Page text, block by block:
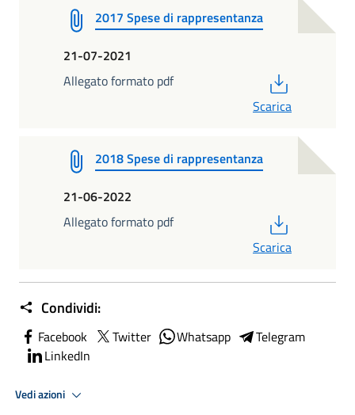
2017 Spese di rappresentanza
21-07-2021
Allegato formato pdf
Scarica
2018 Spese di rappresentanza
21-06-2022
Allegato formato pdf
Scarica
Condividi:
Facebook Twitter Whatsapp
Telegram
LinkedIn
Vedi azioni